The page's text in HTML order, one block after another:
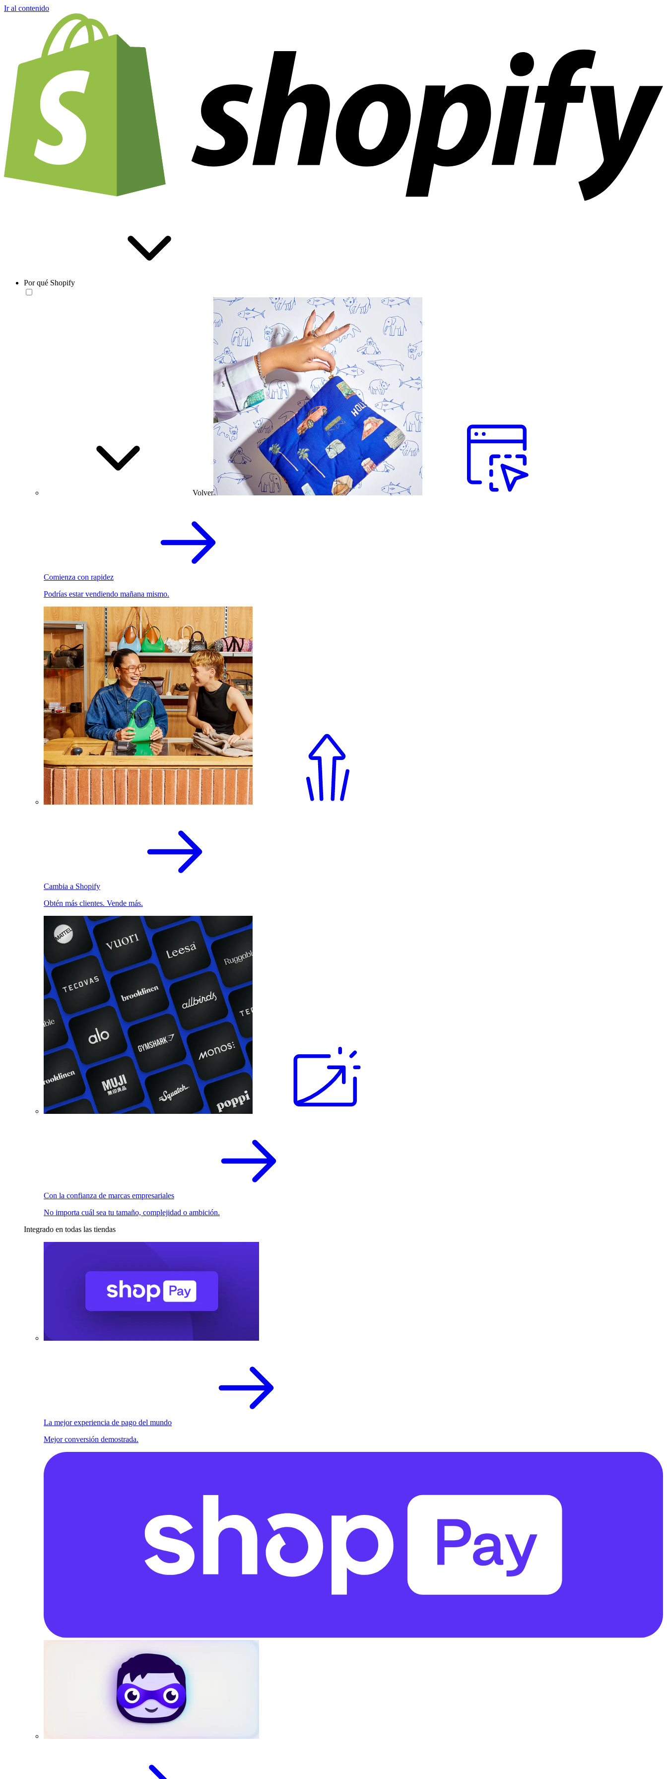
Ir al contenido
Por qué Shopify
Volver
Comienza con rapidez
Podrías estar vendiendo mañana mismo.
Cambia a Shopify
Obtén más clientes. Vende más.
Con la confianza de marcas empresariales
No importa cuál sea tu tamaño, complejidad o ambición.
Integrado en todas las tiendas
La mejor experiencia de pago del mundo
Mejor conversión demostrada.